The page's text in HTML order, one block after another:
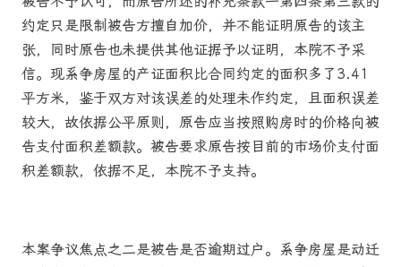
约定只是限制被告方擅自加价，并不能证明原告的该主
张，同时原告也未提供其他证据予以证明，本院不予采
信。现系争房屋的产证面积比合同约定的面积多了3.41
平方米，鉴于双方对该误差的处理未作约定，且面积误差
较大，故依据公平原则，原告应当按照购房时的价格向被
告支付面积差额款。被告要求原告按目前的市场价支付面
积差额款，依据不足，本院不予支持。
本案争议焦点之二是被告是否逾期过户。系争房屋是动迁